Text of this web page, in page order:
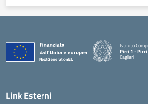
Istituto
Pirri 1 - Pirri
Cagliari
— Visita la
Link Esterni